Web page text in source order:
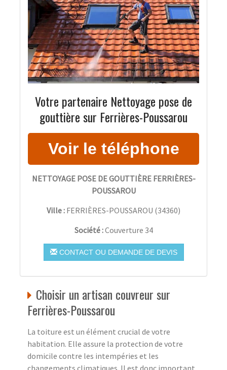
Votre partenaire Nettoyage pose de
gouttière sur Ferrières-Poussarou
NETTOYAGE POSE DE GOUTTIÈRE FERRIÈRES-
POUSSAROU
Ville : FERRIÈRES-POUSSAROU (34360)
Société :Couverture 34
CONTACT OU DEMANDE DE DEVIS
Choisir un artisan couvreur sur
Ferrières-Poussarou
La toiture est un élément crucial de votre
habitation. Elle assure la protection de votre
domicile contre les intempéries et les
changements climatiques. Il est donc important